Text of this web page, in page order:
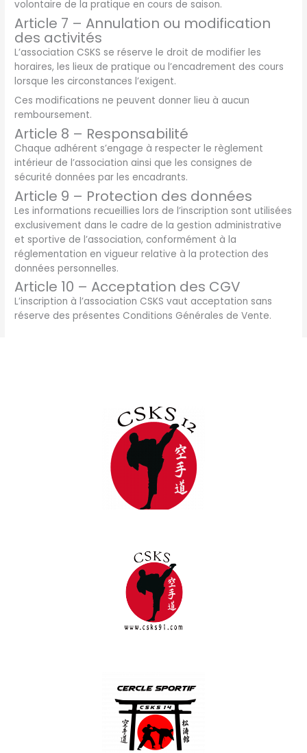
volontaire de la pratique en cours de saison.
Article 7 – Annulation ou modification
des activités
L’association CSKS se réserve le droit de modifier les
horaires, les lieux de pratique ou l’encadrement des cours
lorsque les circonstances l’exigent.
Ces modifications ne peuvent donner lieu à aucun
remboursement.
Article 8 – Responsabilité
Chaque adhérent s’engage à respecter le règlement
intérieur de l’association ainsi que les consignes de
sécurité données par les encadrants.
Article 9 – Protection des données
Les informations recueillies lors de l’inscription sont utilisées
exclusivement dans le cadre de la gestion administrative
et sportive de l’association, conformément à la
réglementation en vigueur relative à la protection des
données personnelles.
Article 10 – Acceptation des CGV
L’inscription à l’association CSKS vaut acceptation sans
réserve des présentes Conditions Générales de Vente.
CSKS 12
CSKS 91